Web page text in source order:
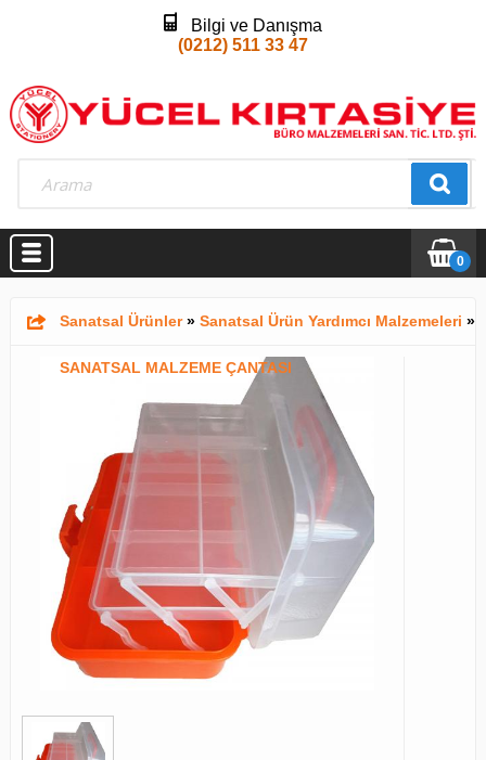
Bilgi ve Danışma
(0212) 511 33 47
0
Sanatsal Ürünler» Sanatsal Ürün Yardımcı Malzemeleri »
SANATSAL MALZEME ÇANTASI